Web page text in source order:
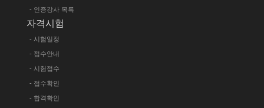
- 인증강사 목록
자격시험
- 시험일정
- 접수안내
- 시험접수
- 접수확인
- 합격확인